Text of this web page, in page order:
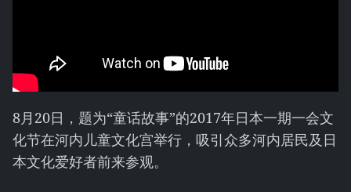
8月20日，题为“童话故事”的2017年日本一期一会文
化节在河内儿童文化宫举行，吸引众多河内居民及日
本文化爱好者前来参观。